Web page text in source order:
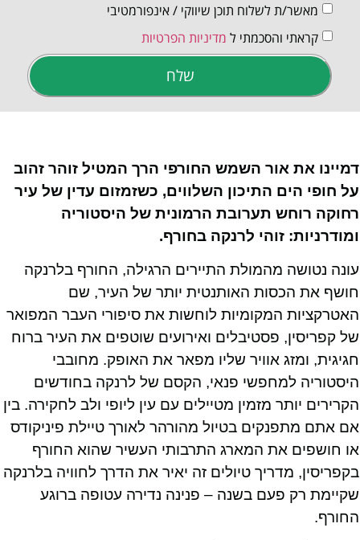
מאשר/ת לשלוח תוכן שיווקי / אינפורמטיבי
קראתי והסכמתי ל מדיניות הפרטיות
שלח
דמיינו את אור השמש החורפי הרך המטיל זוהר זהוב
על חופי הים התיכון השלווים, כשזמזום עדין של עיר
רחוקה רוחש תערובת הרמונית של היסטוריה
ומודרניות: זוהי לרנקה בחורף.
עונה נטושה מהמולת התיירים הרגילה, החורף בלרנקה
חושף את הכסות האותנטית יותר של העיר, שם
האטרקציות המקומיות לוחשות את סיפורי העבר המפואר
של קפריסין, פסטיבלים ואירועים שוטפים את העיר ברוח
חגיגית, ומזג אוויר שליו מפאר את האופק. מחובבי
היסטוריה למחפשי פנאי, הקסם של לרנקה בחודשים
הקרירים יותר מזמין מטיילים עם עין ליופי ולב לחקירה. בין
אם אתם מתפנקים בטיול מהורהר לאורך טיילת פיניקודס
או חושפים את המארג התרבותי העשיר שהוא החורף
בקפריסין, מדריך טיולים זה יאיר את הדרך לחוויה בלרנקה
שקיימת רק פעם בשנה – פנינה נדירה עטופה ברוגע
החורף.